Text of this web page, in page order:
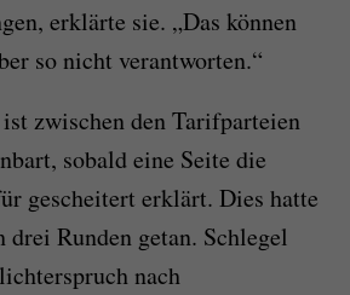
erklärte sie. „Das können
so nicht verantworten.“
zwischen den Tarifparteien
sobald eine Seite die
gescheitert erklärt. Dies hatte
Runden getan. Schlegel
nach